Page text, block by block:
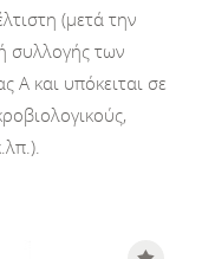
(μετά την
συλλογής των
Α και υπόκειται σε